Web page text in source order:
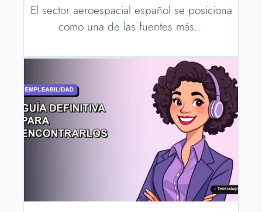
El sector aeroespacial español se posiciona
como una de las fuentes más…